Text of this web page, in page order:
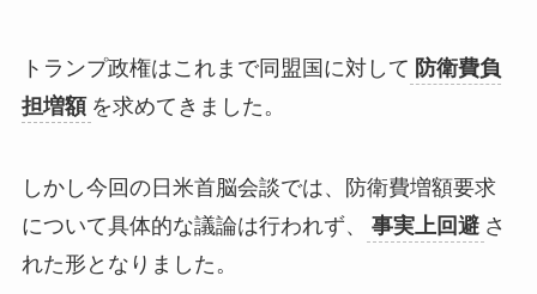
トランプ政権はこれまで同盟国に対して 防衛費負
担増額 を求めてきました。
しかし今回の日米首脳会談では、防衛費増額要求
について具体的な議論は行われず、
事実上回避 さ
れた形となりました。